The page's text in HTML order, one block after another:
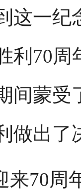
这一
利70
间蒙
做出了
来70周